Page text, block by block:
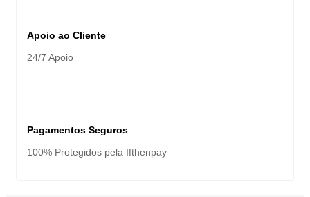
Apoio ao Cliente
24/7 Apoio
Pagamentos Seguros
100% Protegidos pela Ifthenpay